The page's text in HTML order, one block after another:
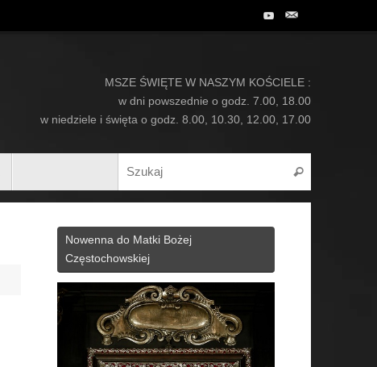
MSZE ŚWIĘTE W NASZYM KOŚCIELE :
w dni powszednie o godz. 7.00, 18.00
w niedziele i święta o godz. 8.00, 10.30, 12.00, 17.00
Szukaj
Nowenna do Matki Bożej
Częstochowskiej